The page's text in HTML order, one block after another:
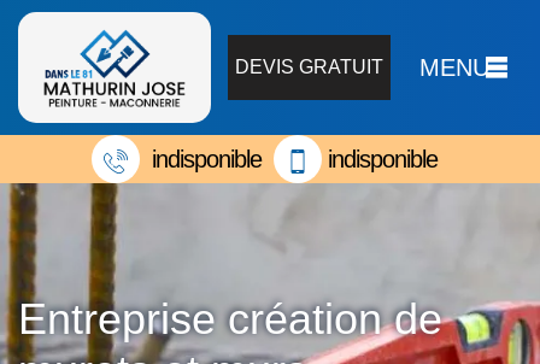
DEVIS GRATUIT MENU
indisponible indisponible
Entreprise création de